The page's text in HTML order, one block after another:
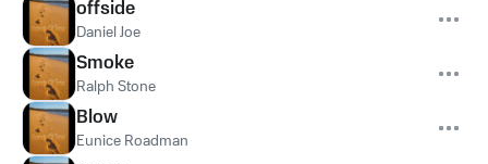
offside
Daniel Joe
Smoke
Ralph Stone
Blow
Eunice Roadman